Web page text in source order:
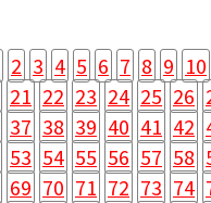
2 3 4 5 6 7 8 9 10
21 22 23 24 25 26
37 38 39 40 41 42
53 54 55 56 57 58
69 70 71 72 73 74